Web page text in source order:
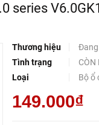
series
Thương hiệu
Tình trạng
CÒN
Loại
Bộ ổ
149.000₫